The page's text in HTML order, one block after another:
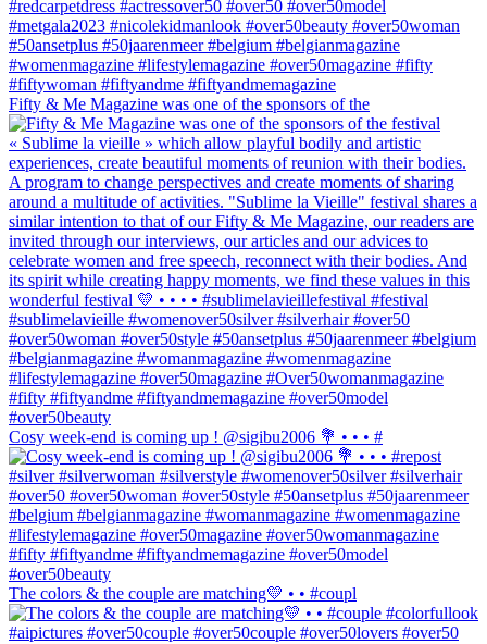
Fifty & Me Magazine was one of the sponsors of the
Cosy week-end is coming up ! @sigibu2006 💐 • • • #
The colors & the couple are matching💛 • • #coupl